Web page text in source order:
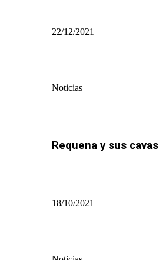
22/12/2021
Noticias
Requena y sus cavas
18/10/2021